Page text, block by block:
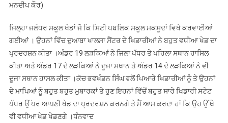
ਖਿਡਾਰੀਆਂ
ਨੇ
ਬਹੁਤ
ਵਧੀਆ
ਖੇਡ
ਦਾ
ਪ੍ਰਦਰਸ਼ਨ
ਕੀਤਾ
ਮਨਦੀਪ ਕੌਰ)
ਜਿਲ੍ਹਾ ਜਲੰਧਰ ਸਕੂਲ ਖੇਡਾਂ ਜੋ ਕਿ ਸਿਟੀ ਪਬਲਿਕ ਸਕੂਲ ਮਕਸੂਦਾਂ ਵਿਖੇ ਕਰਵਾਈਆਂ
ਗਈਆਂ । ਉਹਨਾਂ ਵਿੱਚ ਦੁਆਬਾ ਖਾਲਸਾ ਸੈਂਟਰ ਦੇ ਖਿਡਾਰੀਆਂ ਨੇ ਬਹੁਤ ਵਧੀਆ ਖੇਡ ਦਾ
ਪ੍ਰਦਰਸ਼ਨ ਕੀਤਾ ।ਅੰਡਰ 19 ਲੜਕਿਆਂ ਨੇ ਜਿਲਾ ਪੱਧਰ ਤੇ ਪਹਿਲਾ ਸਥਾਨ ਹਾਸਿਲ
ਕੀਤਾ ਅਤੇ ਅੰਡਰ 17 ਦੇ ਲੜਕਿਆਂ ਨੇ ਦੂਜਾ ਸਥਾਨ ਤੇ ਅੰਡਰ 14 ਦੇ ਲੜਕਿਆਂ ਨੇ ਵੀ
ਦੂਜਾ ਸਥਾਨ ਹਾਸਲ ਕੀਤਾ ।ਕੋਚ ਭਵਖੰਡਨ ਸਿੰਘ ਵਲੋਂ ਪਿਆਰੇ ਖਿਡਾਰੀਆਂ ਨੂੰ ਤੇ ਉਹਨਾਂ
ਦੇ ਮਾਪਿਆਂ ਨੂੰ ਬਹੁਤ ਬਹੁਤ ਮੁਬਾਰਕਾਂ ਤੇ ਹੁਣ ਇਹਨਾਂ ਵਿੱਚੋਂ ਬਹੁਤ ਸਾਰੇ ਖਿਡਾਰੀ ਸਟੇਟ
ਪੱਧਰ ਉੱਪਰ ਆਪਣੀ ਖੇਡ ਦਾ ਪ੍ਰਦਰਸ਼ਨ ਕਰਨਗੇ ਤੇ ਮੈਂ ਆਸ ਕਰਦਾ ਹਾਂ ਕਿ ਉਹ ਉੱਥੇ
ਵੀ ਵਧੀਆ ਖੇਡ ਖੇਡਣਗੇ ।ਧੰਨਵਾਦ